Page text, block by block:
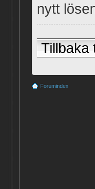
nytt
Tillbaka
Forumindex